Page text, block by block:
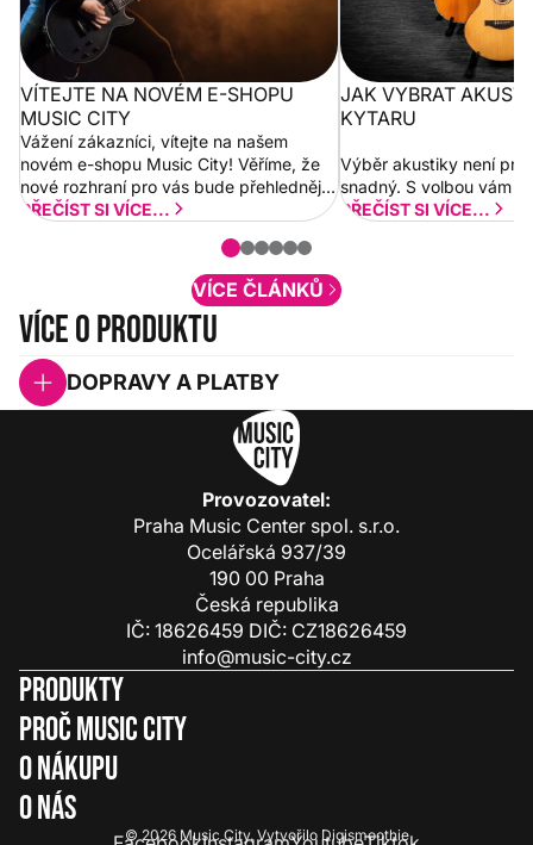
VÍTEJTE NA NOVÉM E-SHOPU
MUSIC CITY
Vážení zákazníci, vítejte na našem
novém e-shopu Music City! Věříme, že
nové rozhraní pro vás bude přehlednější
a rychlejší. Postupně budeme přidávat
PŘEČÍST SI VÍCE...
JAK VYBRAT
KYTARU
Výběr akustiky není pro
snadný. S volbou vám
PŘEČÍST SI VÍCE...
VÍCE ČLÁNKŮ
Více o produktu
DOPRAVY A PLATBY
Provozovatel:
Praha Music Center spol. s.r.o.
Ocelářská 937/39
190 00 Praha
Česká republika
IČ: 18626459 DIČ: CZ18626459
info@music-city.cz
Produkty
Proč Music City
O nákupu
O nás
© 2026 Music City. Vytvořilo Digismoothie